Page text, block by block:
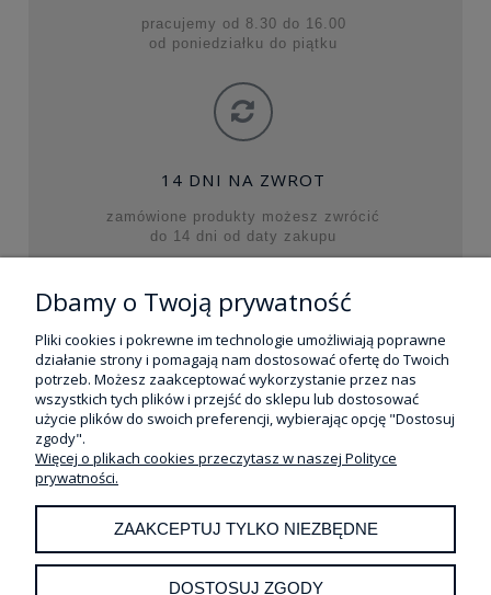
pracujemy od 8.30 do 16.00
od poniedziałku do piątku
14 DNI NA ZWROT
zamówione produkty możesz zwrócić
do 14 dni od daty zakupu
MOJE KONTO
REALIZACJA ZAKUPÓW
O NAS
Dbamy o Twoją prywatność
Pliki cookies i pokrewne im technologie umożliwiają poprawne
działanie strony i pomagają nam dostosować ofertę do Twoich
potrzeb. Możesz zaakceptować wykorzystanie przez nas
wszystkich tych plików i przejść do sklepu lub dostosować
użycie plików do swoich preferencji, wybierając opcję "Dostosuj
zgody".
Więcej o plikach cookies przeczytasz w naszej Polityce
prywatności.
ZAAKCEPTUJ TYLKO NIEZBĘDNE
DOSTOSUJ ZGODY